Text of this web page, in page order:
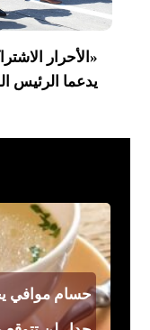
«الأحرار
يدعما الرئيس
حسام موافي